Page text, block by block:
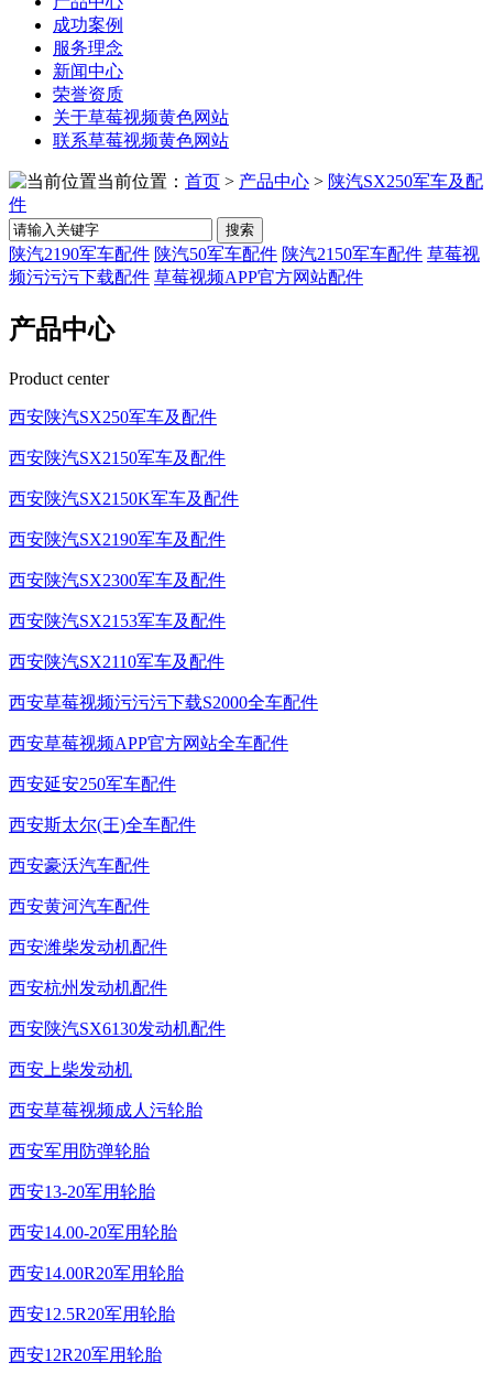
成功案例
服务理念
新闻中心
荣誉资质
关于草莓视频黄色网站
联系草莓视频黄色网站
当前位置： 首页 > 产品中心 > 陕汽SX250军车及配
件
搜索
陕汽2190军车配件 陕汽50军车配件 陕汽2150军车配件 草莓视
频污污污下载配件 草莓视频APP官方网站配件
产品中心
Product center
西安陕汽SX250军车及配件
西安陕汽SX2150军车及配件
西安陕汽SX2150K军车及配件
西安陕汽SX2190军车及配件
西安陕汽SX2300军车及配件
西安陕汽SX2153军车及配件
西安陕汽SX2110军车及配件
西安草莓视频污污污下载S2000全车配件
西安草莓视频APP官方网站全车配件
西安延安250军车配件
西安斯太尔(王)全车配件
西安豪沃汽车配件
西安黄河汽车配件
西安潍柴发动机配件
西安杭州发动机配件
西安陕汽SX6130发动机配件
西安上柴发动机
西安草莓视频成人污轮胎
西安军用防弹轮胎
西安13-20军用轮胎
西安14.00-20军用轮胎
西安14.00R20军用轮胎
西安12.5R20军用轮胎
西安12R20军用轮胎